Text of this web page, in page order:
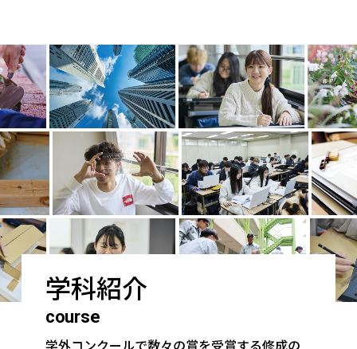
学科紹介
course
学外コンクールで数々の賞を受賞する修成の